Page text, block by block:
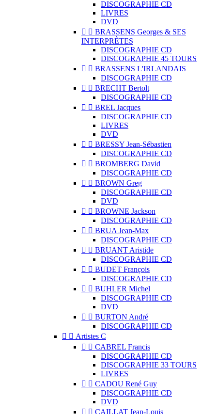
DISCOGRAPHIE CD
LIVRES
DVD
  BRASSENS Georges & SES
INTERPRÈTES
DISCOGRAPHIE CD
DISCOGRAPHIE 45 TOURS
  BRASSENS L'IRLANDAIS
DISCOGRAPHIE CD
  BRECHT Bertolt
DISCOGRAPHIE CD
  BREL Jacques
DISCOGRAPHIE CD
LIVRES
DVD
  BRESSY Jean-Sébastien
DISCOGRAPHIE CD
  BROMBERG David
DISCOGRAPHIE CD
  BROWN Greg
DISCOGRAPHIE CD
DVD
  BROWNE Jackson
DISCOGRAPHIE CD
  BRUA Jean-Max
DISCOGRAPHIE CD
  BRUANT Aristide
DISCOGRAPHIE CD
  BUDET François
DISCOGRAPHIE CD
  BUHLER Michel
DISCOGRAPHIE CD
DVD
  BURTON André
DISCOGRAPHIE CD
  Artistes C
  CABREL Francis
DISCOGRAPHIE CD
DISCOGRAPHIE 33 TOURS
LIVRES
  CADOU René Guy
DISCOGRAPHIE CD
DVD
  CAILLAT Jean-Louis